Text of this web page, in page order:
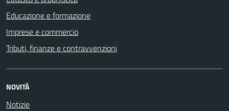
Educazione e formazione
Imprese e commercio
Tributi, finanze e contravvenzioni
NOVITÀ
Notizie